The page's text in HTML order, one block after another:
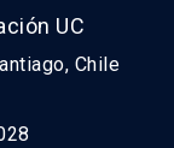
UC
Chile